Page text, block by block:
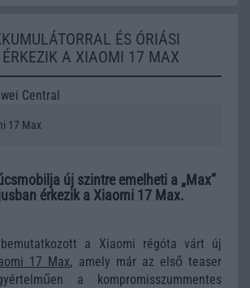
ÉS ÓRIÁSI
A XIAOMI 17 MAX
Central
17 Max
új szintre emelheti a „Max”
érkezik a Xiaomi 17 Max.
a Xiaomi régóta várt új
17 Max, amely már az első teaser
a kompromisszummentes